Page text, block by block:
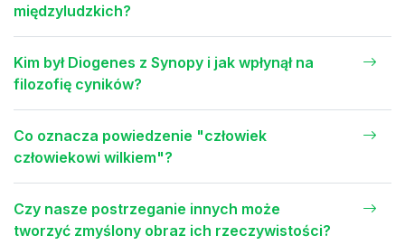
międzyludzkich?
Kim był Diogenes z Synopy i jak wpłynął na
filozofię cyników?
Co oznacza powiedzenie "człowiek
człowiekowi wilkiem"?
Czy nasze postrzeganie innych może
tworzyć zmyślony obraz ich rzeczywistości?